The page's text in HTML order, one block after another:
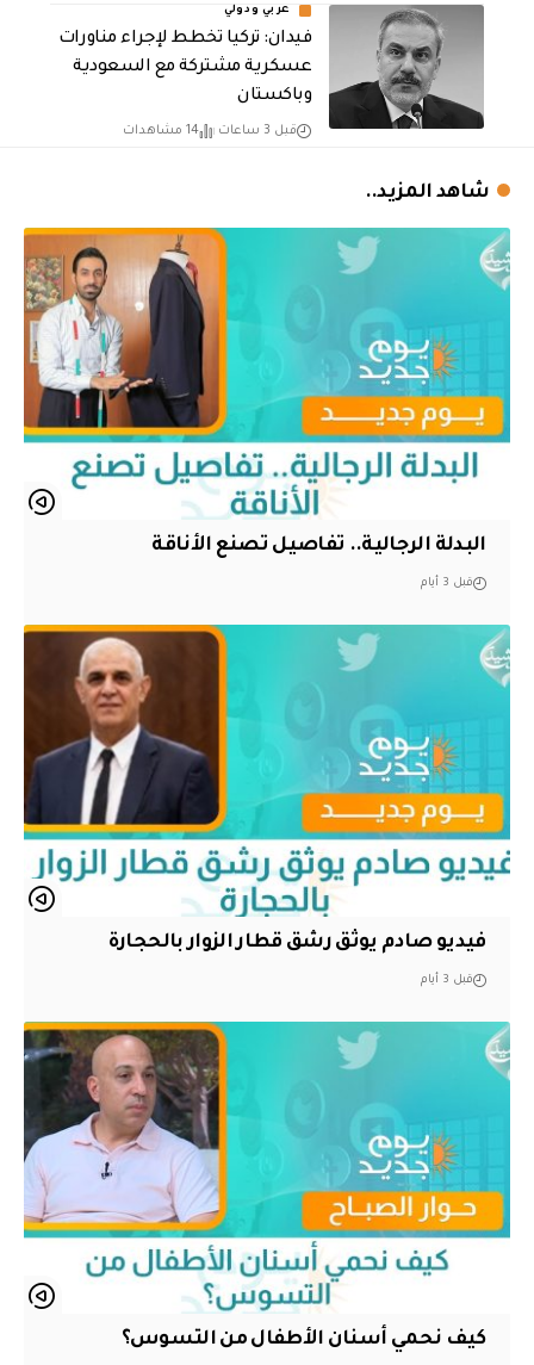
عربي ودولي
فيدان: تركيا تخطط لإجراء مناورات
عسكرية مشتركة مع السعودية
وباكستان
قبل 3 ساعات 14 مشاهدات
شاهد المزيد..
البدلة الرجالية.. تفاصيل تصنع الأناقة
قبل 3 أيام
فيديو صادم يوثق رشق قطار الزوار بالحجارة
قبل 3 أيام
كيف نحمي أسنان الأطفال من التسوس؟